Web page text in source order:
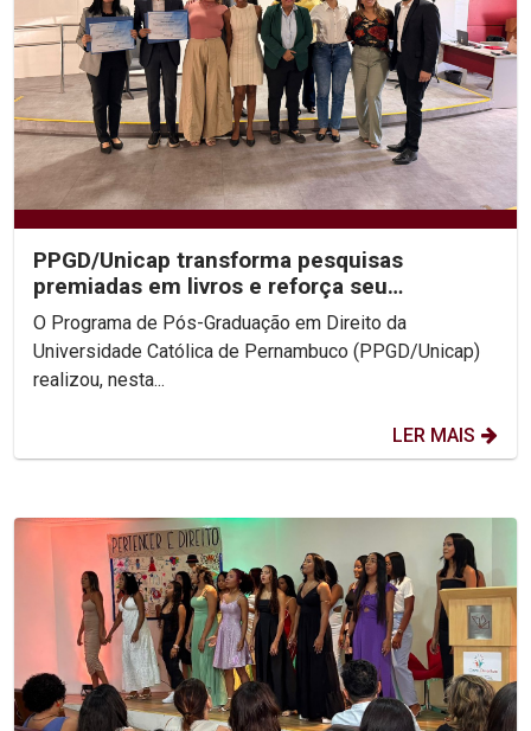
PPGD/Unicap transforma pesquisas
premiadas em livros e reforça seu
protagonismo acadêmico nacional
O Programa de Pós-Graduação em Direito da
Universidade Católica de Pernambuco (PPGD/Unicap)
realizou, nesta...
LER MAIS